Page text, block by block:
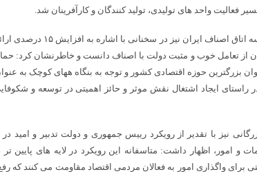
فعالیت واحد های تولیدی، تولید کنندگان و کارآفرینان شد.
فاضلی رئیس هیات رییسه اتاق اصناف
از تعامل خوب و مثبت دولت با اصناف دانست و خاطرنشان کرد:
بزرگترین حوزه اقتصادی کشور و توجه به بنگاه ههای کوچک به
راستای ایجاد اشتغال نقش موثر و حائز اهمیتی در توسعه و
نیز با تقدیر از رویکرد رییس جمهوری و دولت تدبیر و امید
و امور، اظهار داشت: متاسفانه این رویکرد در لایه های پایین
برای واگذاری امور به فعالان مردمی اقتصاد مقاومت می کنند که